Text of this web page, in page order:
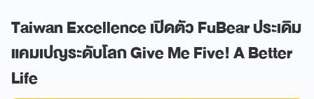
Taiwan Excellence เปิดตัว FuBear ประเดิม
แคมเปญระดับโลก Give Me Five! A Better
Life